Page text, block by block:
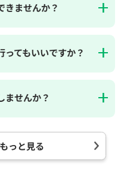
きませんか？
てもいいですか？
ませんか？
っと見る